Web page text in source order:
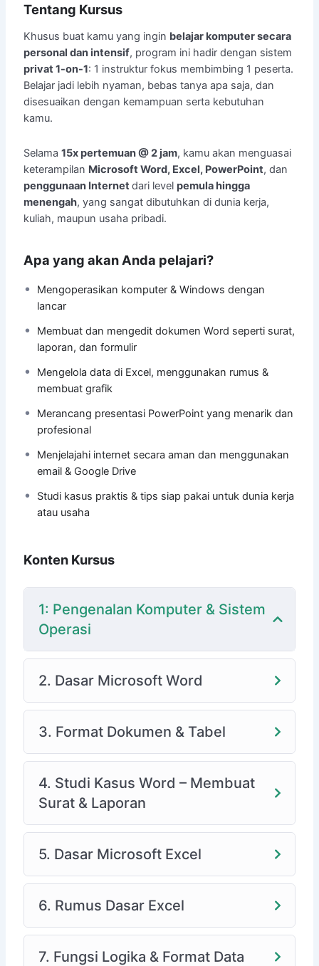
Tentang Kursus
Khusus buat kamu yang ingin belajar komputer secara
personal dan intensif, program ini hadir dengan sistem
privat 1-on-1: 1 instruktur fokus membimbing 1 peserta.
Belajar jadi lebih nyaman, bebas tanya apa saja, dan
disesuaikan dengan kemampuan serta kebutuhan
kamu.
Selama15x pertemuan @ 2 jam, kamu akan menguasai
keterampilan Microsoft Word, Excel, PowerPoint, dan
penggunaan Internetdari level pemula hingga
menengah, yang sangat dibutuhkan di dunia kerja,
kuliah, maupun usaha pribadi.
Apa yang akan Anda pelajari?
Mengoperasikan komputer & Windows dengan
lancar
Membuat dan mengedit dokumen Word seperti surat,
laporan, dan formulir
Mengelola data di Excel, menggunakan rumus &
membuat grafik
Merancang presentasi PowerPoint yang menarik dan
profesional
Menjelajahi internet secara aman dan menggunakan
email & Google Drive
Studi kasus praktis & tips siap pakai untuk dunia kerja
atau usaha
Konten Kursus
1: Pengenalan Komputer & Sistem
Operasi
2. Dasar Microsoft Word
3. Format Dokumen & Tabel
4. Studi Kasus Word – Membuat
Surat & Laporan
5. Dasar Microsoft Excel
6. Rumus Dasar Excel
7. Fungsi Logika & Format Data